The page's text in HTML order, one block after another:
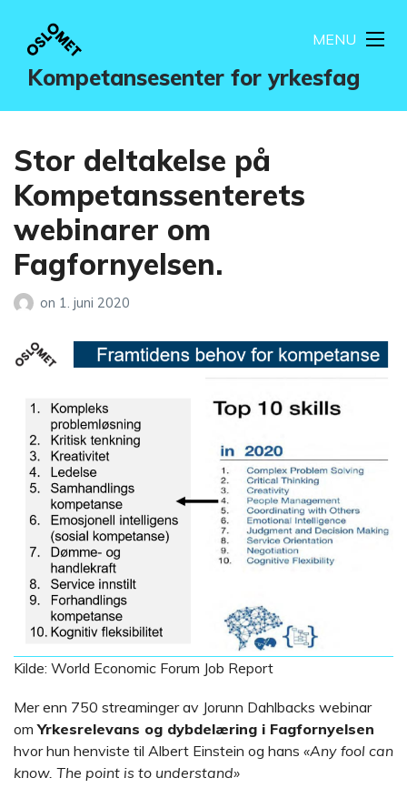
Kompetansesenter for yrkesfag
MENU
Stor deltakelse på
Kompetanssenterets
webinarer om
Fagfornyelsen.
on 1. juni 2020
Kilde: World Economic Forum Job Report
Mer enn 750 streaminger av Jorunn Dahlbacks webinar
omYrkesrelevans og dybdelæring i Fagfornyelsen
hvor hun henviste til Albert Einstein og hans «Any fool can
know. The point is to understand»